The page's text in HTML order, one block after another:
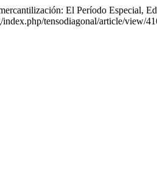
El Período Especial,
tensodiagonal/article/view/